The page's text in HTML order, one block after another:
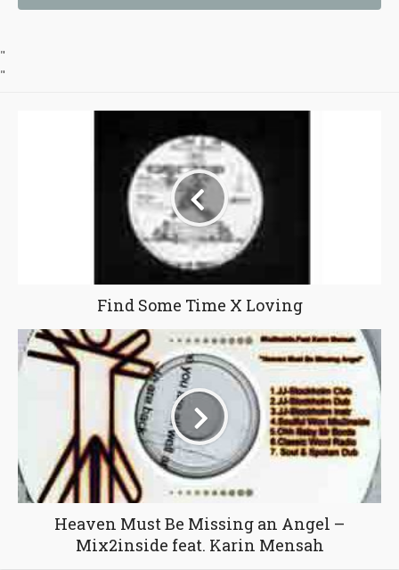
"
"
Find Some Time X Loving
Heaven Must Be Missing an Angel –
Mix2inside feat. Karin Mensah